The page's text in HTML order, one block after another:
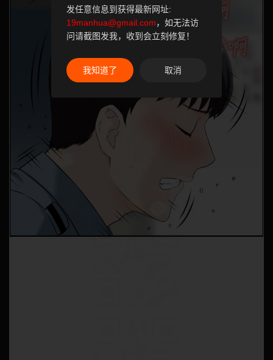
发任意信息到获得最新网址:
19manhua@gmail.com，如无法访
问请截图发我，收到会立刻修复！
我知道了 取消